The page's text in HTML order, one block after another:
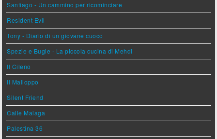
Santiago - Un cammino per ricominciare
Resident Evil
Tony - Diario di un giovane cuoco
Spezie e Bugie - La piccola cucina di Mehdi
Il Cileno
Il Malloppo
Silent Friend
Calle Malaga
Palestina 36